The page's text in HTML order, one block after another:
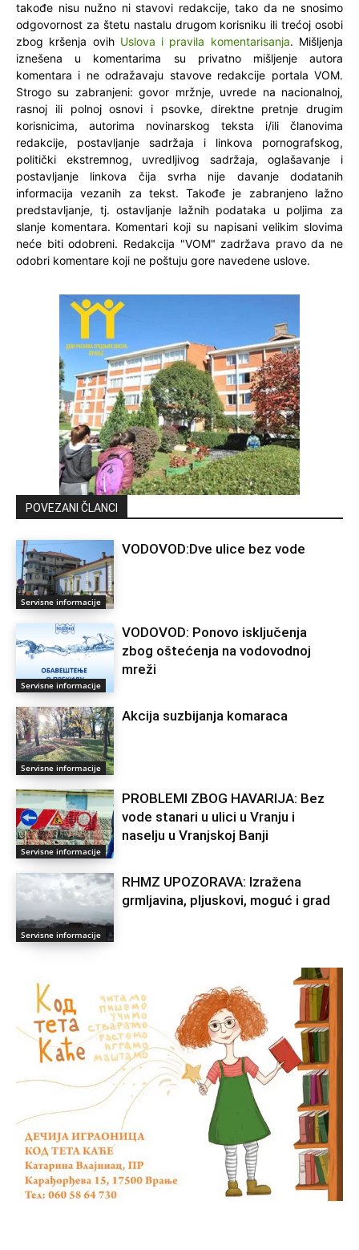
takođe nisu nužno ni stavovi redakcije, tako da ne snosimo
odgovornost za štetu nastalu drugom korisniku ili trećoj osobi
zbog kršenja ovih Uslova i pravila komentarisanja. Mišljenja
iznešena u komentarima su privatno mišljenje autora
komentara i ne odražavaju stavove redakcije portala VOM.
Strogo su zabranjeni: govor mržnje, uvrede na nacionalnoj,
rasnoj ili polnoj osnovi i psovke, direktne pretnje drugim
korisnicima, autorima novinarskog teksta i/ili članovima
redakcije, postavljanje sadržaja i linkova pornografskog,
politički ekstremnog, uvredljivog sadržaja, oglašavanje i
postavljanje linkova čija svrha nije davanje dodatanih
informacija vezanih za tekst. Takođe je zabranjeno lažno
predstavljanje, tj. ostavljanje lažnih podataka u poljima za
slanje komentara. Komentari koji su napisani velikim slovima
neće biti odobreni. Redakcija "VOM" zadržava pravo da ne
odobri komentare koji ne poštuju gore navedene uslove.
POVEZANI ČLANCI
Servisne informacije
VODOVOD:Dve ulice bez vode
Servisne informacije
VODOVOD: Ponovo isključenja
zbog oštećenja na vodovodnoj
mreži
Servisne informacije
Akcija suzbijanja komaraca
Servisne informacije
PROBLEMI ZBOG HAVARIJA: Bez
vode stanari u ulici u Vranju i
naselju u Vranjskoj Banji
Servisne informacije
RHMZ UPOZORAVA: Izražena
grmlјavina, plјuskovi, moguć i grad